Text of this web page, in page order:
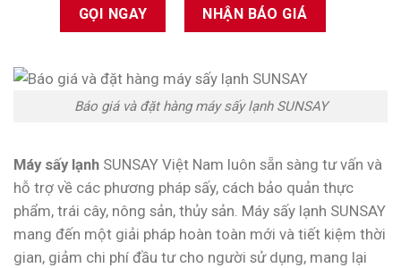
GỌI NGAY NHẬN BÁO GIÁ
Báo giá và đặt hàng máy sấy lạnh SUNSAY
Máy sấy lạnh SUNSAY Việt Nam luôn sẵn sàng tư vấn và
hỗ trợ về các phương pháp sấy, cách bảo quản thực
phẩm, trái cây, nông sản, thủy sản. Máy sấy lạnh SUNSAY
mang đến một giải pháp hoàn toàn mới và tiết kiệm thời
gian, giảm chi phí đầu tư cho người sử dụng, mang lại